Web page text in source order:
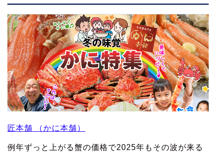
匠本舗 （かに本舗）
例年ずっと上がる蟹の価格で2025年もその波が来る